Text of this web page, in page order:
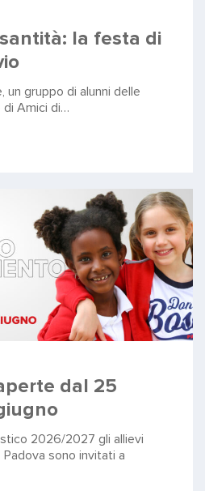
la festa di
un gruppo di alunni delle
di Amici di…
dal 25
2026/2027 gli allievi
sono invitati a